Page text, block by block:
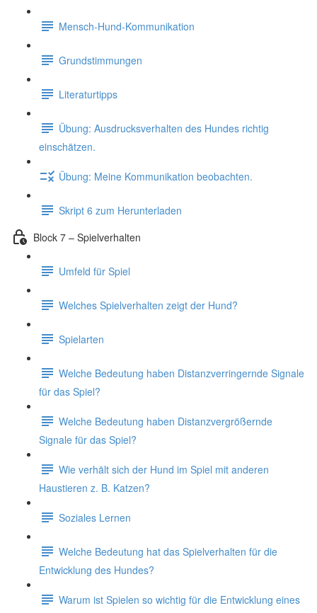
Mensch-Hund-Kommunikation
Grundstimmungen
Literaturtipps
Übung: Ausdrucksverhalten des Hundes richtig
einschätzen.
Übung: Meine Kommunikation beobachten.
Skript 6 zum Herunterladen
Block 7 – Spielverhalten
Umfeld für Spiel
Welches Spielverhalten zeigt der Hund?
Spielarten
Welche Bedeutung haben Distanzverringernde Signale
für das Spiel?
Welche Bedeutung haben Distanzvergrößernde
Signale für das Spiel?
Wie verhält sich der Hund im Spiel mit anderen
Haustieren z. B. Katzen?
Soziales Lernen
Welche Bedeutung hat das Spielverhalten für die
Entwicklung des Hundes?
Warum ist Spielen so wichtig für die Entwicklung eines